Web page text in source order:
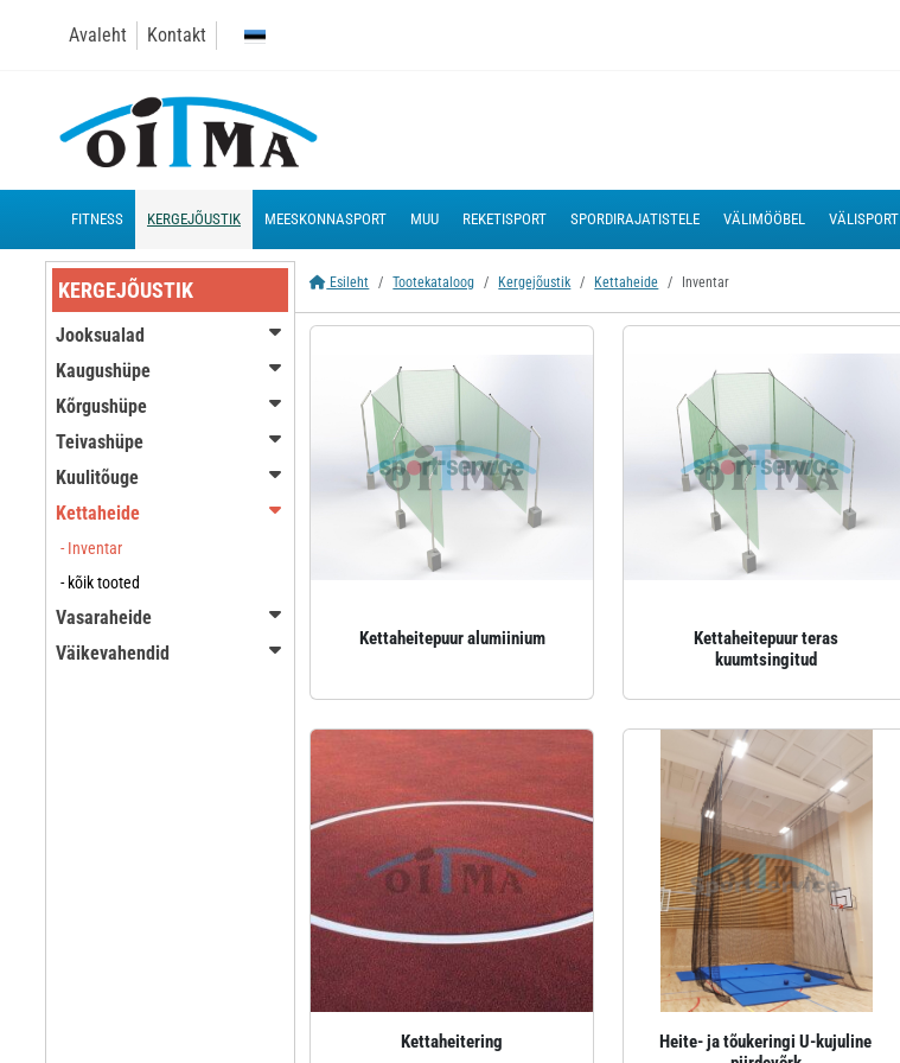
Avaleht Kontakt
FITNESS KERGEJÕUSTIK MEESKONNASPORT MUU REKETISPORT SPORDIRAJATISTELE VÄLIMÖÖBEL VÄLISPORT
KERGEJÕUSTIK
Jooksualad
Kaugushüpe
Kõrgushüpe
Teivashüpe
Kuulitõuge
Kettaheide
- Inventar
- kõik tooted
Vasaraheide
Väikevahendid
Esileht Tootekataloog Kergejõustik Kettaheide Inventar
Kettaheitepuur alumiinium
Kettaheitepuur teras
kuumtsingitud
Kettaheitering
Heite- ja tõukeringi U-kujuline